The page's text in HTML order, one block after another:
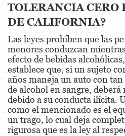
Vandalismo
Delitos de Armas
Armas Prohibidas
Aumento de
Fuego
Delitos De Armas
Descarga
TOLERANCIA CERO
DE CALIFORNIA?
Las leyes prohíben que las
menores conduzcan
efecto de bebidas
establece que, si un sujeto
años maneja un auto con
de alcohol en sangre,
debido a su conducta ilícita.
como el mencionado es el
un trago, lo cual deja
rigurosa que es la ley al